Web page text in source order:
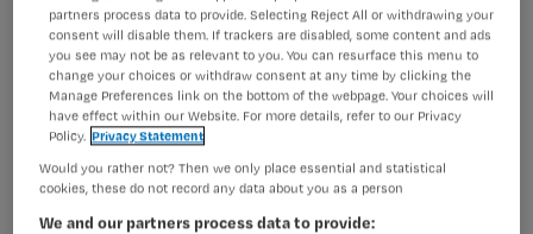
Het verpleegkundig evenement van het jaar!
Een energieke dag met uiteenlopende sessies, een
interactieve beursvloer, goodies, gadgets, accreditatie en
lekker eten en drinken. Fris je medische kennis op, daag
jezelf uit in inspirerende sessies, ontdek de laatste
producten en diensten op de beursvloer en geniet van
een educatieve dag uit met collega’s.
Statische banners(bezoek onze stand op de Nursing
partners process data to provide. Selecting Reject All or withdrawing your
consent will disable them. If trackers are disabled, some content and ads
you see may not be as relevant to you. You can resurface this menu to
change your choices or withdraw consent at any time by clicking the
Manage Preferences link on the bottom of the webpage. Your choices will
have effect within our Website. For more details, refer to our Privacy
Policy. Privacy Statement
Would you rather not? Then we only place essential and statistical
cookies, these do not record any data about you as a person
We and our partners process data to provide: